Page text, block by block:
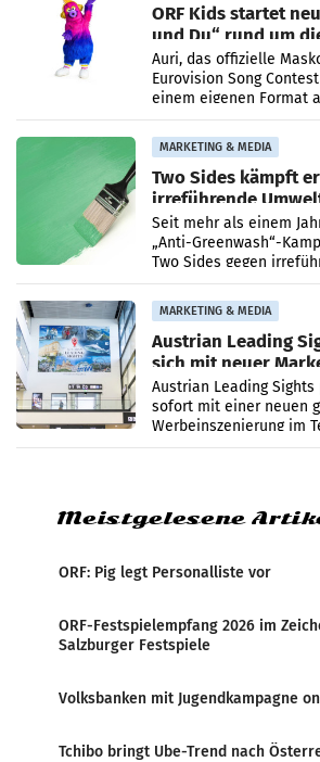
ORF Kids startet
und Du“ rund um
Menschen
Auri, das offizielle
Eurovision Song
einem eigenen Format
zurück. In der neuen
bei ORF Kids steht
MARKETING & MEDIA
Two Sides kämpft
irreführende
beim Papiereinsatz
Seit mehr als einem
„Anti-Greenwash“-
Two Sides gegen
Umweltaussagen bei
und papierbasierten
MARKETING & MEDIA
Austrian Leading
sich mit neuer
Flughafen Wien
Austrian Leading
sofort mit einer neuen
Werbeinszenierung im
Flughafen Wien. Die
Meistgelesene
ORF: Pig legt Personalliste vor
ORF-Festspielempfang 2026 im
Salzburger Festspiele
Volksbanken mit Jugendkampagne
Tchibo bringt Ube-Trend nach